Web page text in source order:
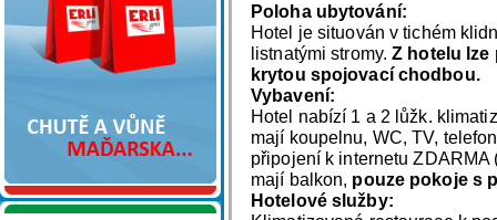
Poloha ubytování:
Hotel je situován v tichém
listnatými stromy.Z hotelu lze
krytou spojovací chodbou.
Vybavení:
Hotel nabízí 1 a 2 lůžk.
mají koupelnu, WC, TV,
připojení k internetu
mají balkon, pouze pokoje s
Hotelové služby: